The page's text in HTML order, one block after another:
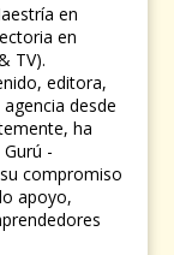
en
en
TV).
editora,
desde
ha
-
compromiso
apoyo,